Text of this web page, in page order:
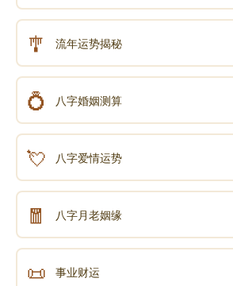
🎐 流年运势揭秘
💍 八字婚姻测算
💘 八字爱情运势
🧧 八字月老姻缘
📜 事业财运